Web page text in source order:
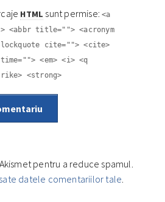
HTML sunt permise:<a
title=""> <acronym
cite=""> <cite>
<em> <i> <q
<strong>
pentru a reduce spamul.
datele comentariilor tale.